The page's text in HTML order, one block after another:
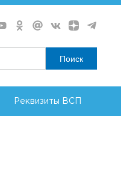
Поиск
Реквизиты ВСП